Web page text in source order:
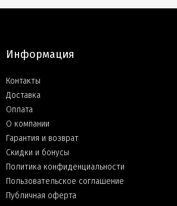
Информация
Контакты
Доставка
Оплата
О компании
Гарантия и возврат
Скидки и бонусы
Политика конфиденциальности
Пользовательское соглашение
Публичная оферта